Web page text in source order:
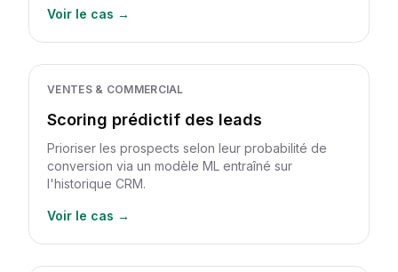
Voir le cas →
VENTES & COMMERCIAL
Scoring prédictif des leads
Prioriser les prospects selon leur probabilité de
conversion via un modèle ML entraîné sur
l'historique CRM.
Voir le cas →